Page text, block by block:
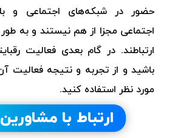
حضور در شبکه‌های اجتماعی و
اجتماعی مجزا از هم نیستند و به
ارتباطند. در گام بعدی فعالیت
باشید و از تجربه و نتیجه فعالیت
مورد نظر استفاده کنید.
ارتباط با